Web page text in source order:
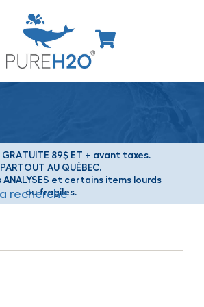
GRATUITE 89$ ET + avant taxes.
PARTOUT AU QUÉBEC.
et certains items lourds
ou fragiles.
recherche